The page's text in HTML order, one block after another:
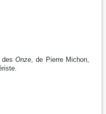
Onze, de Pierre Michon,